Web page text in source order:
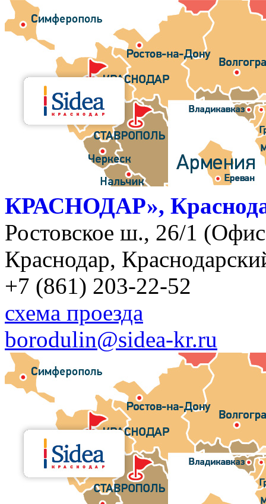
КРАСНОДАР»,
Ростовское ш., 26/1
Краснодар,
+7 (861) 203-22-52
схема проезда
borodulin@sidea-kr.ru